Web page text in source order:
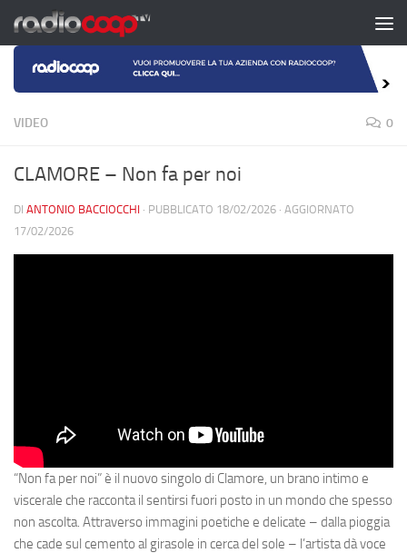
Salta al contenuto
VIDEO 0
CLAMORE – Non fa per noi
DI ANTONIO BACCIOCCHI · PUBBLICATO 18/02/2026 · AGGIORNATO
17/02/2026
“Non fa per noi” è il nuovo singolo di Clamore, un brano intimo e
viscerale che racconta il sentirsi fuori posto in un mondo che spesso
non ascolta. Attraverso immagini poetiche e delicate – dalla pioggia
che cade sul cemento al girasole in cerca del sole – l’artista dà voce